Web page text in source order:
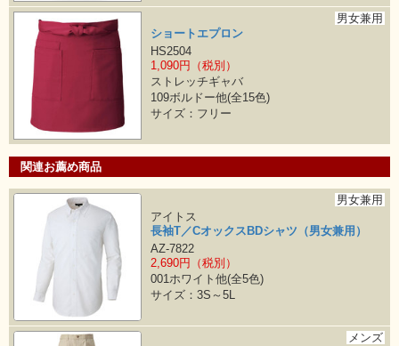
男女兼用
ショートエプロン
HS2504
1,090円（税別）
ストレッチギャバ
109ボルドー他(全15色)
サイズ：フリー
関連お薦め商品
男女兼用
アイトス
長袖T／CオックスBDシャツ（男女兼用）
AZ-7822
2,690円（税別）
001ホワイト他(全5色)
サイズ：3S～5L
メンズ